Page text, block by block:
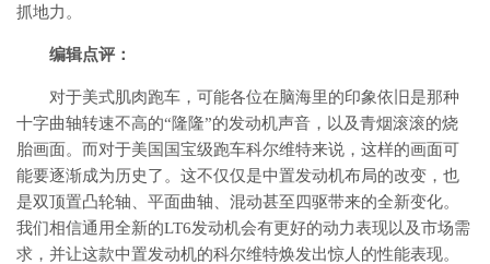
抓地力。
编辑点评：
对于美式肌肉跑车，可能各位在脑海里的印象依旧是那种
十字曲轴转速不高的“隆隆”的发动机声音，以及青烟滚滚的烧
胎画面。而对于美国国宝级跑车科尔维特来说，这样的画面可
能要逐渐成为历史了。这不仅仅是中置发动机布局的改变，也
是双顶置凸轮轴、平面曲轴、混动甚至四驱带来的全新变化。
我们相信通用全新的LT6发动机会有更好的动力表现以及市场需
求，并让这款中置发动机的科尔维特焕发出惊人的性能表现。